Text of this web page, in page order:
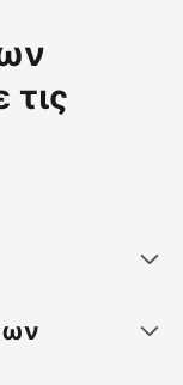
τις